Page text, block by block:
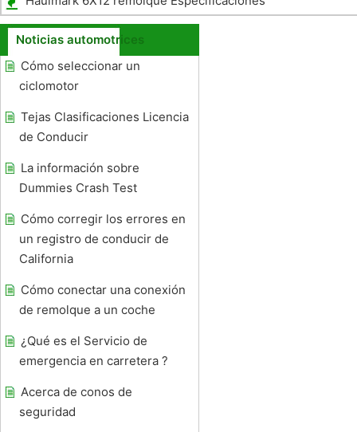
Noticias automotrices
Cómo seleccionar un
ciclomotor
Tejas Clasificaciones Licencia
de Conducir
La información sobre
Dummies Crash Test
Cómo corregir los errores en
un registro de conducir de
California
Cómo conectar una conexión
de remolque a un coche
¿Qué es el Servicio de
emergencia en carretera ?
Acerca de conos de
seguridad